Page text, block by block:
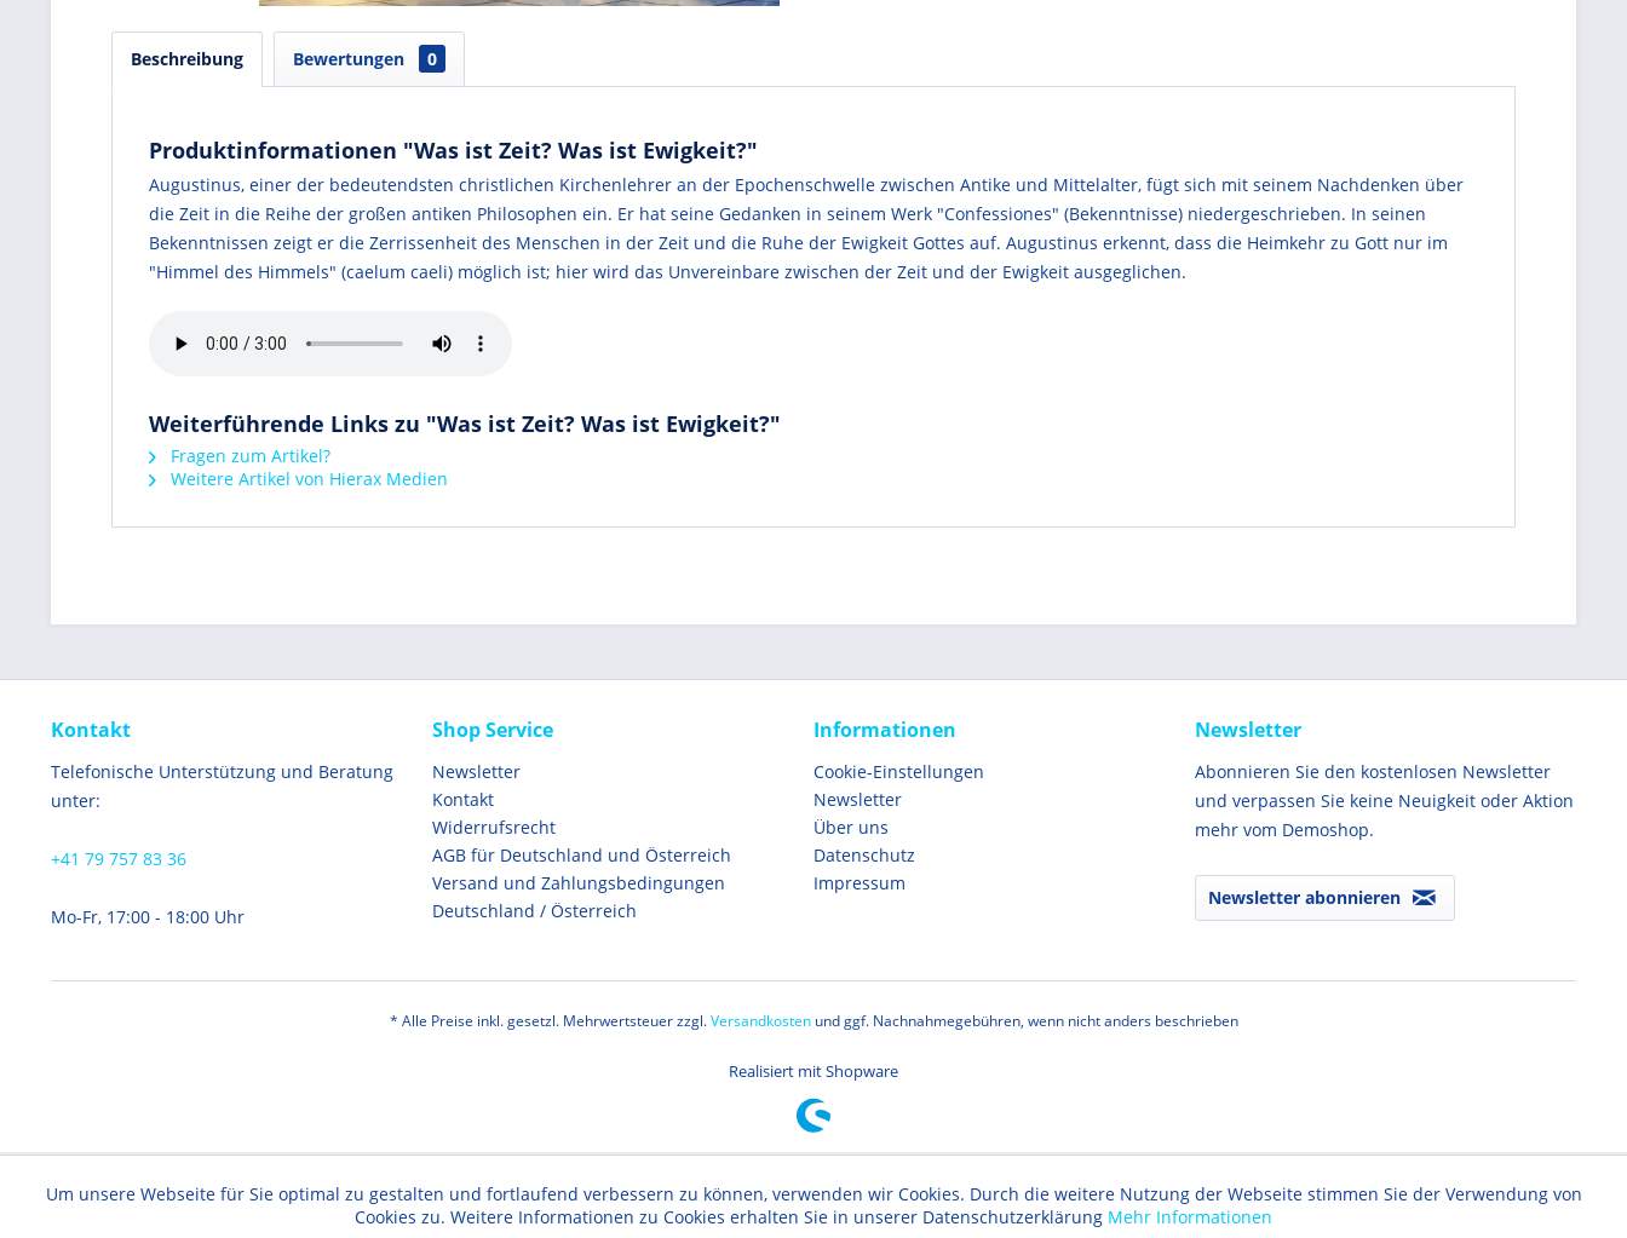
Beschreibung Bewertungen 0
Produktinformationen "Was ist Zeit? Was ist Ewigkeit?"
Augustinus, einer der bedeutendsten christlichen Kirchenlehrer an der Epochenschwelle zwischen Antike und Mittelalter, fügt sich mit seinem Nachdenken über
die Zeit in die Reihe der großen antiken Philosophen ein. Er hat seine Gedanken in seinem Werk "Confessiones" (Bekenntnisse) niedergeschrieben. In seinen
Bekenntnissen zeigt er die Zerrissenheit des Menschen in der Zeit und die Ruhe der Ewigkeit Gottes auf. Augustinus erkennt, dass die Heimkehr zu Gott nur im
"Himmel des Himmels" (caelum caeli) möglich ist; hier wird das Unvereinbare zwischen der Zeit und der Ewigkeit ausgeglichen.
Weiterführende Links zu "Was ist Zeit? Was ist Ewigkeit?"
Fragen zum Artikel?
Weitere Artikel von Hierax Medien
Kontakt
Telefonische Unterstützung und Beratung
unter:
+41 79 757 83 36
Mo-Fr, 17:00 - 18:00 Uhr
Shop Service
Newsletter
Kontakt
Widerrufsrecht
AGB für Deutschland und Österreich
Versand und Zahlungsbedingungen
Deutschland / Österreich
Informationen
Cookie-Einstellungen
Newsletter
Über uns
Datenschutz
Impressum
Newsletter
Abonnieren Sie den kostenlosen Newsletter
und verpassen Sie keine Neuigkeit oder Aktion
mehr vom Demoshop.
Newsletter abonnieren
* Alle Preise inkl. gesetzl. Mehrwertsteuer zzgl.Versandkostenund ggf. Nachnahmegebühren, wenn nicht anders beschrieben
Realisiert mit Shopware
Um unsere Webseite für Sie optimal zu gestalten und fortlaufend verbessern zu können, verwenden wir Cookies. Durch die weitere Nutzung der Webseite stimmen Sie der Verwendung von
Cookies zu. Weitere Informationen zu Cookies erhalten Sie in unserer Datenschutzerklärung Mehr Informationen